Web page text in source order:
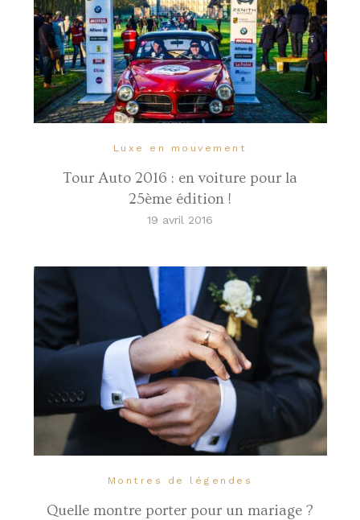
Luxe en mouvement
Tour Auto 2016 : en voiture pour la
25ème édition !
19 avril 2016
Montres de légendes
Quelle montre porter pour un mariage ?